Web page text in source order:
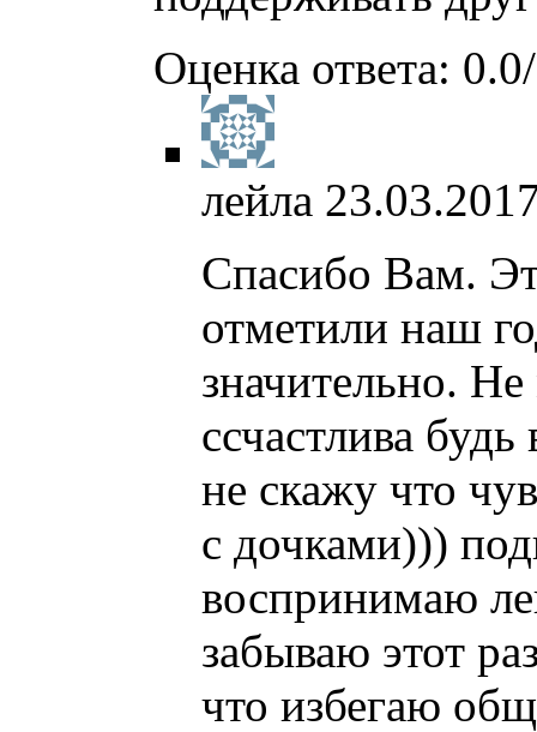
Оценка ответа: 0.0/
лейла
Спасибо Вам.
отметили наш
значительно.
ссчастлива
не скажу что
с дочками)))
воспринимаю
забываю этот
что избегаю